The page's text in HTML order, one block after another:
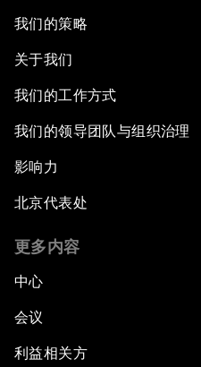
我们的策略
关于我们
我们的工作方式
我们的领导团队与组织治理
影响力
北京代表处
更多内容
中心
会议
利益相关方